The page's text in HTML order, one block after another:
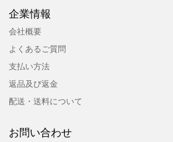
企業情報
会社概要
よくあるご質問
支払い方法
返品及び返金
配送・送料について
お問い合わせ